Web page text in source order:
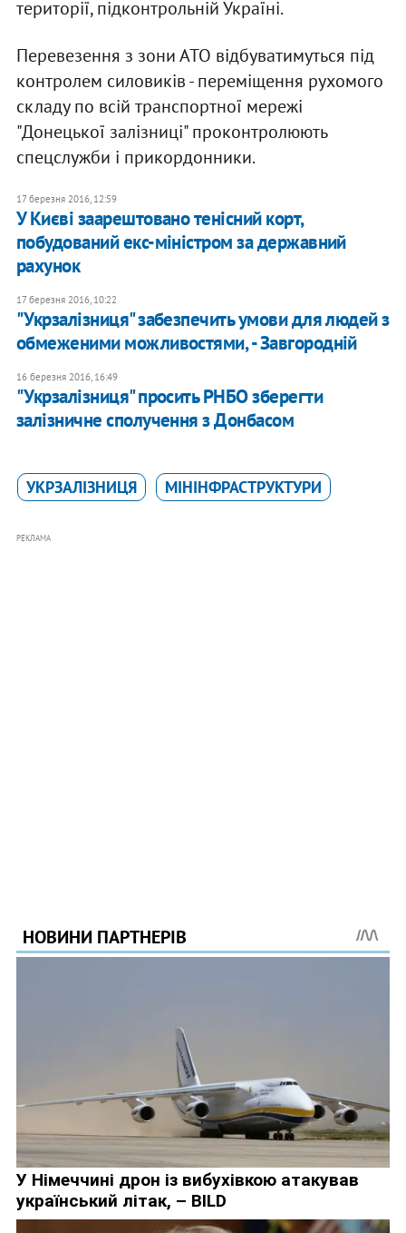
території, підконтрольній Україні.
Перевезення з зони АТО відбуватимуться під
контролем силовиків - переміщення рухомого
складу по всій транспортної мережі
"Донецької залізниці" проконтролюють
спецслужби і прикордонники.
17 березня 2016, 12:59
У Києві заарештовано тенісний корт,
побудований екс-міністром за державний
рахунок
17 березня 2016, 10:22
"Укрзалізниця" забезпечить умови для людей з
обмеженими можливостями, - Завгородній
16 березня 2016, 16:49
"Укрзалізниця" просить РНБО зберегти
залізничне сполучення з Донбасом
УКРЗАЛІЗНИЦЯ МІНІНФРАСТРУКТУРИ
РЕКЛАМА